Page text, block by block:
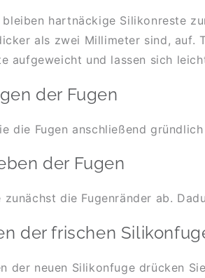
bleiben hartnäckige Silikonreste
als zwei Millimeter sind, auf.
aufgeweicht und lassen sich
der Fugen
die Fugen anschließend
der Fugen
zunächst die Fugenränder ab.
der frischen
der neuen Silikonfuge drücken